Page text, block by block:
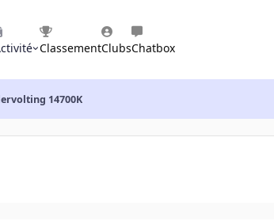
ClassementClubsChatbox
14700K